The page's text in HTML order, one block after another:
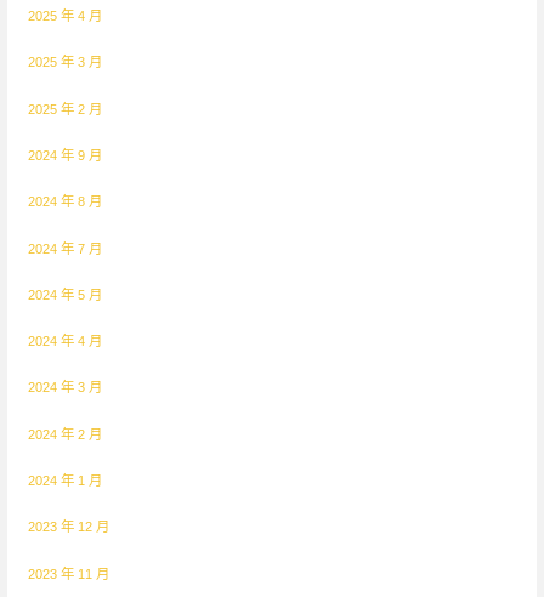
2025 年 4 月
2025 年 3 月
2025 年 2 月
2024 年 9 月
2024 年 8 月
2024 年 7 月
2024 年 5 月
2024 年 4 月
2024 年 3 月
2024 年 2 月
2024 年 1 月
2023 年 12 月
2023 年 11 月